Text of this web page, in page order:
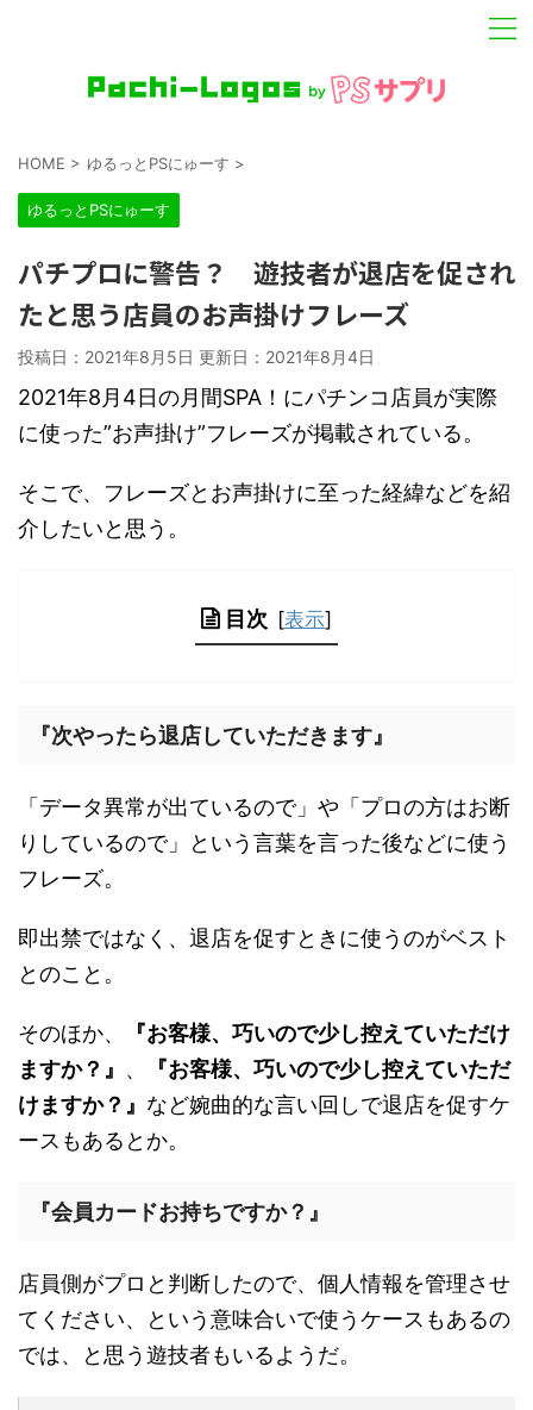
HOME > ゆるっとPSにゅーす >
ゆるっとPSにゅーす
パチプロに警告？ 遊技者が退店を促され
たと思う店員のお声掛けフレーズ
投稿日：2021年8月5日 更新日： 2021年8月4日
2021年8月4日の月間SPA！にパチンコ店員が実際
に使った”お声掛け”フレーズが掲載されている。
そこで、フレーズとお声掛けに至った経緯などを紹
介したいと思う。
目次 [表示]
『次やったら退店していただきます』
「データ異常が出ているので」や「プロの方はお断
りしているので」という言葉を言った後などに使う
フレーズ。
即出禁ではなく、退店を促すときに使うのがベスト
とのこと。
そのほか、
『お客様、巧いので少し控えていただけ
ますか？』 、
『お客様、巧いので少し控えていただ
けますか？』 など婉曲的な言い回しで退店を促すケ
ースもあるとか。
『会員カードお持ちですか？』
店員側がプロと判断したので、個人情報を管理させ
てください、という意味合いで使うケースもあるの
では、と思う遊技者もいるようだ。